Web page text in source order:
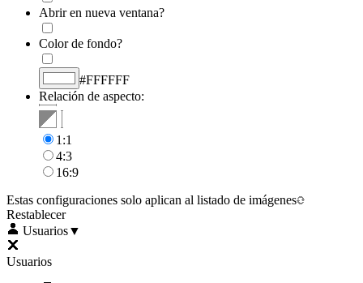
Abrir en nueva ventana?
Color de fondo?
#FFFFFF
Relación de aspecto:
1:1
4:3
16:9
Estas configuraciones solo aplican al listado de imágenes
Restablecer
Usuarios▼
Usuarios